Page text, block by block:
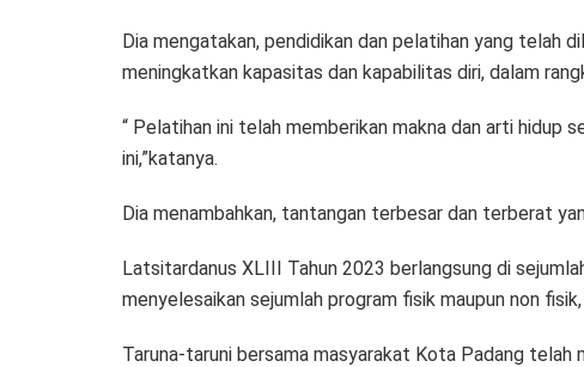
Dia mengatakan, pendidikan dan pelatihan yang telah
meningkatkan kapasitas dan kapabilitas diri, dalam
“ Pelatihan ini telah memberikan makna dan arti hidup
ini,”katanya.
Dia menambahkan, tantangan terbesar dan terberat
Latsitardanus XLIII Tahun 2023 berlangsung di
menyelesaikan sejumlah program fisik maupun non
Taruna-taruni bersama masyarakat Kota Padang